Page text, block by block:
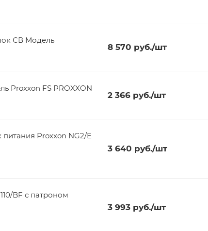
СВ Модель
8 570 руб./шт
Proxxon FS PROXXON
2 366руб./шт
Proxxon NG2/E
3 640 руб./шт
BF с патроном
3 993руб./шт